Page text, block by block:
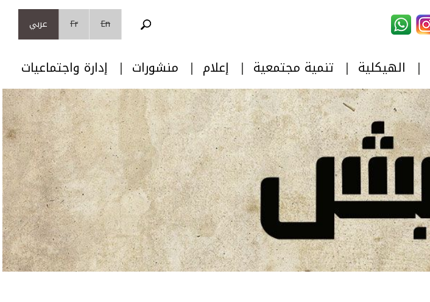
En
Fr عربي
الهيكلية تنمية مجتمعية إعلام منشورات إدارة واجتماعيات